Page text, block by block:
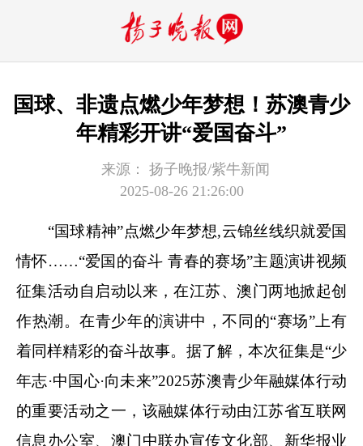
国球、非遗点燃少年梦想！苏澳青少
年精彩开讲“爱国奋斗”
来源：
扬子晚报/紫牛新闻
2025-08-26 21:26:00
“国球精神”点燃少年梦想,云锦丝线织就爱国
情怀……“爱国的奋斗 青春的赛场”主题演讲视频
征集活动自启动以来，在江苏、澳门两地掀起创
作热潮。在青少年的演讲中，不同的“赛场”上有
着同样精彩的奋斗故事。据了解，本次征集是“少
年志·中国心·向未来”2025苏澳青少年融媒体行动
的重要活动之一，该融媒体行动由江苏省互联网
信息办公室、澳门中联办宣传文化部、新华报业